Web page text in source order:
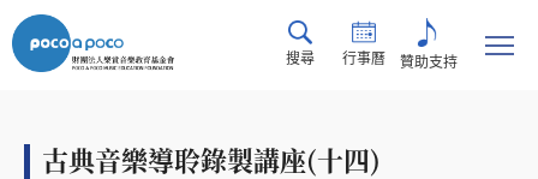
搜尋 行事曆 贊助支持
古典音樂導聆錄製講座(十四)